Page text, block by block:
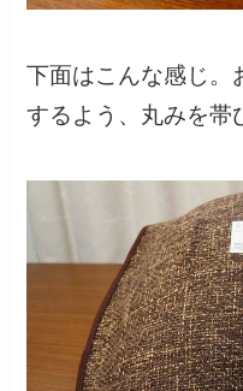
下面はこんな感じ。
するよう、丸みを帯